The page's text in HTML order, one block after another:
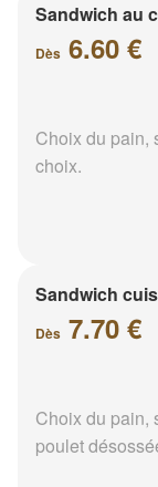
Sandwich au
Dès 6.60 €
Choix du pain,
choix.
Sandwich
Dès 7.70 €
Choix du pain,
poulet